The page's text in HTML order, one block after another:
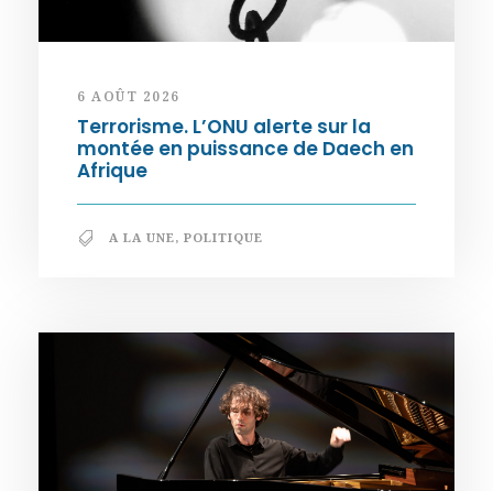
6 AOÛT 2026
Terrorisme. L’ONU alerte sur la
montée en puissance de Daech en
Afrique
A LA UNE, POLITIQUE